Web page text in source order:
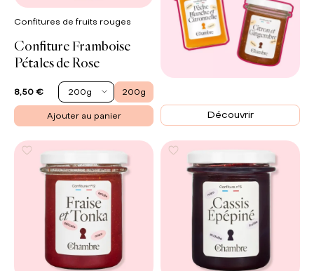
Confitures de fruits rouges
Confiture Framboise
Pétales de Rose
8,50 € 200g 200g
Ajouter au panier
SOLDES
push
up Découvrir